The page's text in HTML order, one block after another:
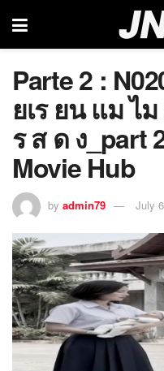
Parte 2 :
ยเร ยน แม ไ
ร ส ด ง_part
Movie Hub
by admin79 July